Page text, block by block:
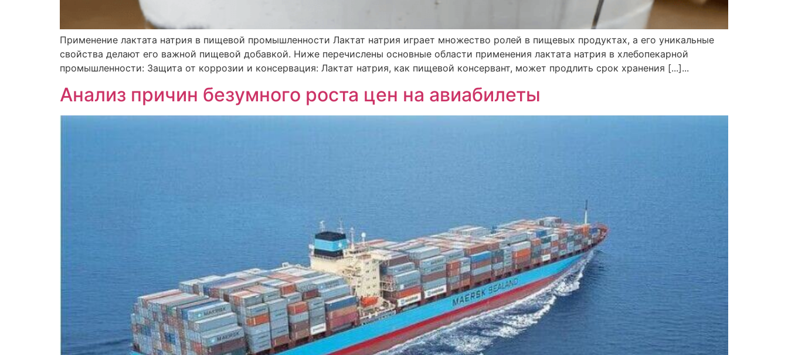
Применение лактата натрия в пищевой промышленности Лактат натрия играет множество ролей в пищевых продуктах, а его уникальные
свойства делают его важной пищевой добавкой. Ниже перечислены основные области применения лактата натрия в хлебопекарной
промышленности: Защита от коррозии и консервация: Лактат натрия, как пищевой консервант, может продлить срок хранения [...]...
Анализ причин безумного роста цен на авиабилеты